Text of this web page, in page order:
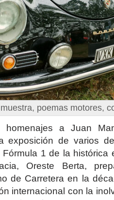
poemas motores,
homenajes a Juan
exposición de varios
1 de la histórica
Oreste Berta,
de Carretera en la
internacional con la